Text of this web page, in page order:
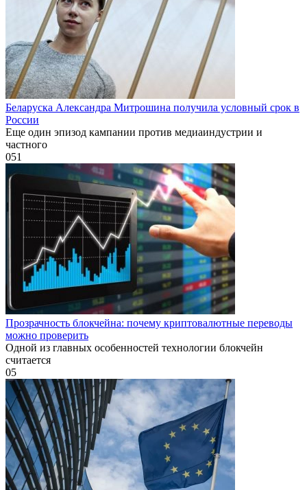
Беларуска Александра Митрошина получила условный срок в
России
Еще один эпизод кампании против медиаиндустрии и
частного
051
Прозрачность блокчейна: почему криптовалютные переводы
можно проверить
Одной из главных особенностей технологии блокчейн
считается
05